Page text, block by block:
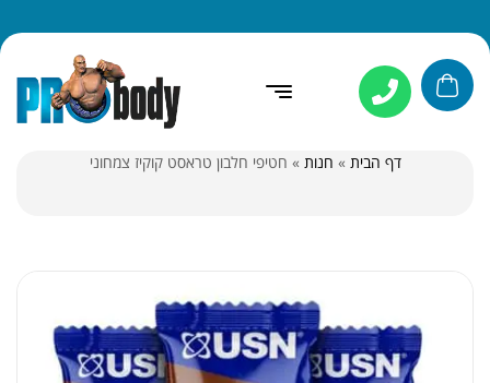
דף הבית » חנות » חטיפי חלבון טראסט קוקיז צמחוני